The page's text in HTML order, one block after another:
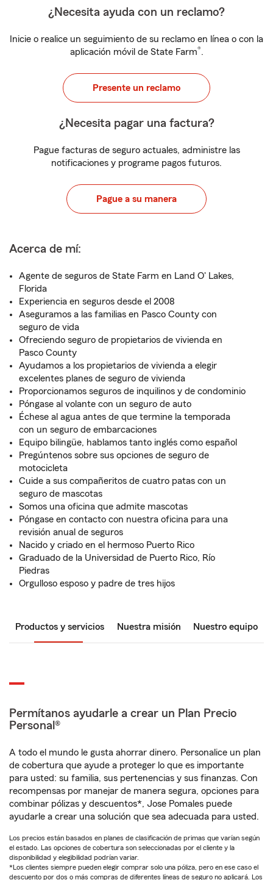
¿Necesita ayuda con un reclamo?
Inicie o realice un seguimiento de su reclamo en línea o con la
aplicación móvil de State Farm®.
Presente un reclamo
¿Necesita pagar una factura?
Pague facturas de seguro actuales, administre las
notificaciones y programe pagos futuros.
Pague a su manera
Acerca de mí:
Agente de seguros de State Farm en Land O' Lakes,
Florida
Experiencia en seguros desde el 2008
Aseguramos a las familias en Pasco County con
seguro de vida
Ofreciendo seguro de propietarios de vivienda en
Pasco County
Ayudamos a los propietarios de vivienda a elegir
excelentes planes de seguro de vivienda
Proporcionamos seguros de inquilinos y de condominio
Póngase al volante con un seguro de auto
Échese al agua antes de que termine la temporada
con un seguro de embarcaciones
Equipo bilingüe, hablamos tanto inglés como español
Pregúntenos sobre sus opciones de seguro de
motocicleta
Cuide a sus compañeritos de cuatro patas con un
seguro de mascotas
Somos una oficina que admite mascotas
Póngase en contacto con nuestra oficina para una
revisión anual de seguros
Nacido y criado en el hermoso Puerto Rico
Graduado de la Universidad de Puerto Rico, Río
Piedras
Orgulloso esposo y padre de tres hijos
Productos y servicios Nuestra misión Nuestro equipo
Permítanos ayudarle a crear un Plan Precio
Personal®
A todo el mundo le gusta ahorrar dinero. Personalice un plan
de cobertura que ayude a proteger lo que es importante
para usted: su familia, sus pertenencias y sus finanzas. Con
recompensas por manejar de manera segura, opciones para
combinar pólizas y descuentos*, Jose Pomales puede
ayudarle a crear una solución que sea adecuada para usted.
Los precios están basados en planes de clasificación de primas que varían según
el estado. Las opciones de cobertura son seleccionadas por el cliente y la
disponibilidad y elegibilidad podrían variar.
*Los clientes siempre pueden elegir comprar solo una póliza, pero en ese caso el
descuento por dos o más compras de diferentes líneas de seguro no aplicará. Los